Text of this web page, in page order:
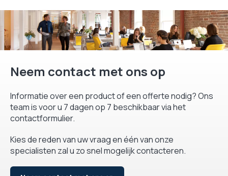
Neem contact met ons op
Informatie over een product of een offerte nodig? Ons
team is voor u 7 dagen op 7 beschikbaar via het
contactformulier.
Kies de reden van uw vraag en één van onze
specialisten zal u zo snel mogelijk contacteren.